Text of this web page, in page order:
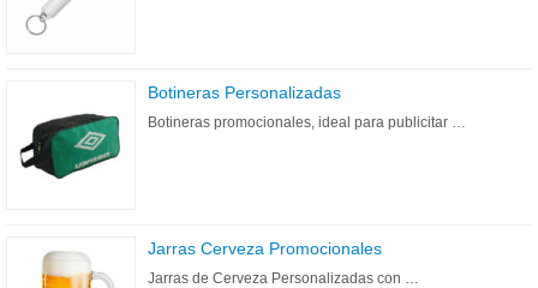
Botineras Personalizadas
Botineras promocionales, ideal para publicitar …
Jarras Cerveza Promocionales
Jarras de Cerveza Personalizadas con …